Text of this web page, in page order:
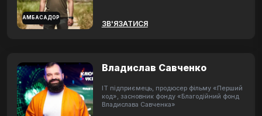
АМБАСАДОР
ЗВ'ЯЗАТИСЯ
Владислав Савченко
ІТ підприємець, продюсер фільму «Перший
код», засновник фонду «Благодійний фонд
Владислава Савченка»